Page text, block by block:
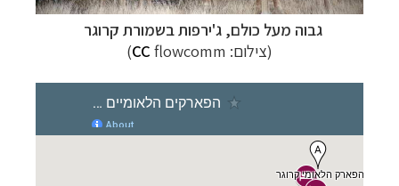
גבוה מעל כולם, ג'ירפות בשמורת קרוגר
(צילום:
CC flowcomm)